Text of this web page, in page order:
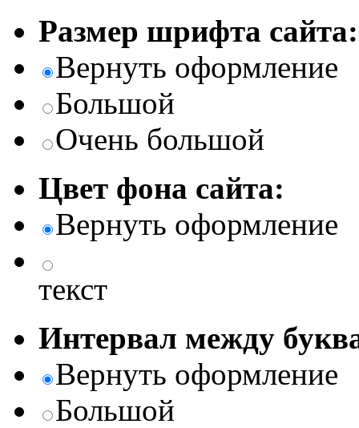
Размер шрифта сайта:
Вернуть оформление
Большой
Очень большой
Цвет фона сайта:
Вернуть оформление
текст
Интервал между
Вернуть оформление
Большой